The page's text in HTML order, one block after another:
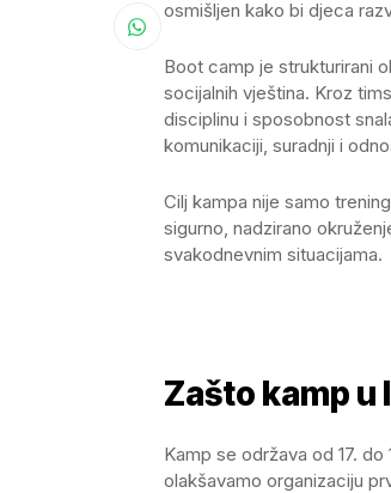
osmišljen kako bi djeca
Boot camp je strukturirani
socijalnih vještina. Kroz
disciplinu i sposobnost
komunikaciji, suradnji i
Cilj kampa nije samo
sigurno, nadzirano
svakodnevnim situacijama.
Zašto kamp u
Kamp se održava od 17.
olakšavamo organizaciju